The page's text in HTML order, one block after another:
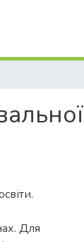
Для